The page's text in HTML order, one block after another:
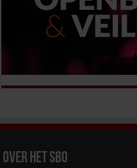
Over het SBO